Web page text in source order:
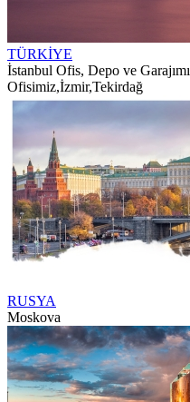
TÜRKİYE
İstanbul Ofis, Depo ve
Ofisimiz,İzmir,Tekirdağ
RUSYA
Moskova